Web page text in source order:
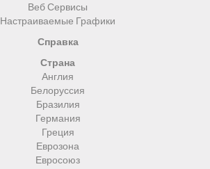
Веб Сервисы
Настраиваемые Графики
Справка
Страна
Англия
Белоруссия
Бразилия
Германия
Греция
Еврозона
Евросоюз